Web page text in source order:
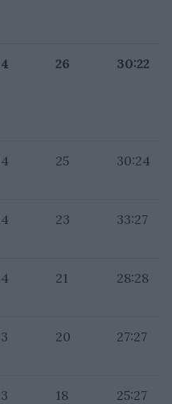
26 30:22
25 30:24
23 33:27
21 28:28
20 27:27
18 25:27